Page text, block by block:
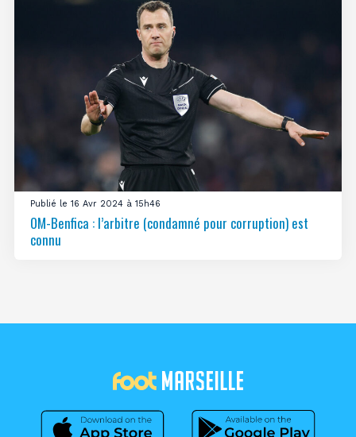
Publié le 16 Avr 2024 à 15h46
OM-Benfica : l’arbitre (condamné pour corruption) est
connu